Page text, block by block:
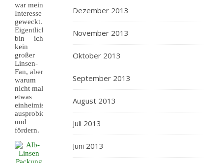
war mein
Interesse
geweckt.
Eigentlich
bin ich
kein
großer
Linsen-
Fan, aber
warum
nicht mal
etwas
einheimisches
ausprobieren
und
fördern.
Dezember 2013
November 2013
Oktober 2013
September 2013
August 2013
Juli 2013
Juni 2013